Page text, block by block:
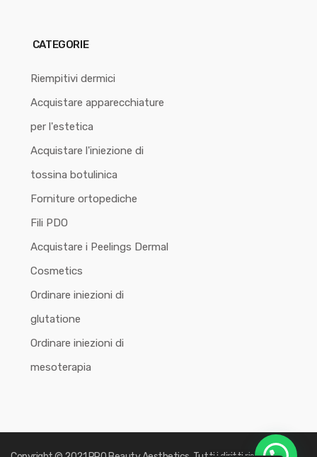
CATEGORIE
Riempitivi dermici
Acquistare apparecchiature
per l'estetica
Acquistare l'iniezione di
tossina botulinica
Forniture ortopediche
Fili PDO
Acquistare i Peelings Dermal
Cosmetics
Ordinare iniezioni di
glutatione
Ordinare iniezioni di
mesoterapia